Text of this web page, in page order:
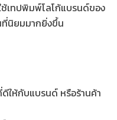
เทปพิมพ์โลโก้แบรนด์ของ
ที่นิยมมากยิ่งขึ้น
ให้กับแบรนด์ หรือร้านค้า